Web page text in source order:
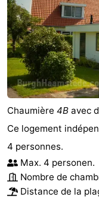
Chaumière 4B avec
Ce logement
4 personnes.
Max. 4 personen.
Nombre de
Distance de la